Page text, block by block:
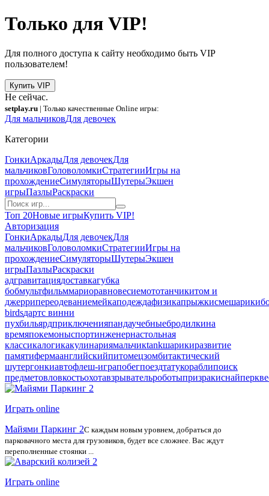
Только для VIP!
Для полного доступа к сайту необходимо быть VIP
пользователем!
Купить VIP
Не сейчас.
setplay.ru | Только качественные Online игры:
Для мальчиковДля девочек
Категории
ГонкиАркадыДля девочекДля
мальчиковГоловоломкиСтратегииИгры на
прохождениеСимуляторыШутерыЭкшен
игрыПазлыРаскраски
Топ 20Новые игрыКупить VIP!
Авторизация
ГонкиАркадыДля девочекДля
мальчиковГоловоломкиСтратегииИгры на
прохождениеСимуляторыШутерыЭкшен
игрыПазлыРаскраски
адгравитациядоставкагубка
бобмультфильммариоравновесиемототанчикитом и
джеррипереодеваниемейкаподеждафизикапрыжкисмешарики
birdsдартс винни
пухбильярдприключенияпандаучебныебродилкина
времяпокемоныспортинженернастольная
классикалогикакулинариямальчикtankшарикиразвитие
памятифермаанглийскийпитомецзомбитактический
шутергонкиавтофлеш-играпобегпоездтатукораблипоиск
предметовловкостьохотавзрывательроботыпризракиснайпер
Играть online
Майями Паркинг 2С каждым новым уровнем, добраться до
парковачного места для грузовиков, будет все сложнее. Вас ждут
переполненные стоянки ...
Играть online